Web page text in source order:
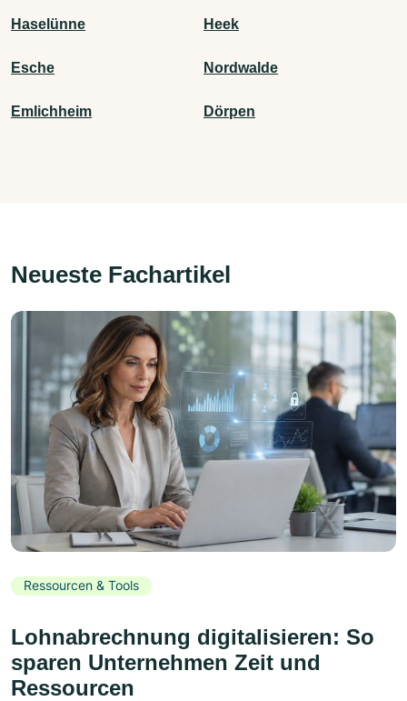
Haselünne Heek
Esche Nordwalde
Emlichheim Dörpen
Neueste Fachartikel
Ressourcen & Tools
Lohnabrechnung digitalisieren: So
sparen Unternehmen Zeit und
Ressourcen